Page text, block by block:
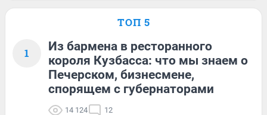
ТОП 5
1
Из бармена в ресторанного
короля Кузбасса: что мы знаем о
Печерском, бизнесмене,
спорящем с губернаторами
14 124 12